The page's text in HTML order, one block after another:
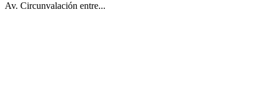
Av. Circunvalación entre...